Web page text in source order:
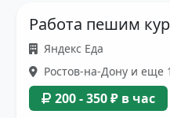
Работа пешим
Яндекс Еда
Ростов-на-Дону и еще
200 - 350 ₽ в час